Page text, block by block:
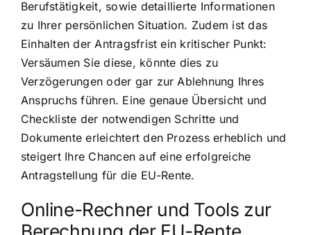
Berufstätigkeit, sowie detaillierte Informationen
zu Ihrer persönlichen Situation. Zudem ist das
Einhalten der Antragsfrist ein kritischer Punkt:
Versäumen Sie diese, könnte dies zu
Verzögerungen oder gar zur Ablehnung Ihres
Anspruchs führen. Eine genaue Übersicht und
Checkliste der notwendigen Schritte und
Dokumente erleichtert den Prozess erheblich und
steigert Ihre Chancen auf eine erfolgreiche
Antragstellung für die EU-Rente.
Online-Rechner und Tools zur